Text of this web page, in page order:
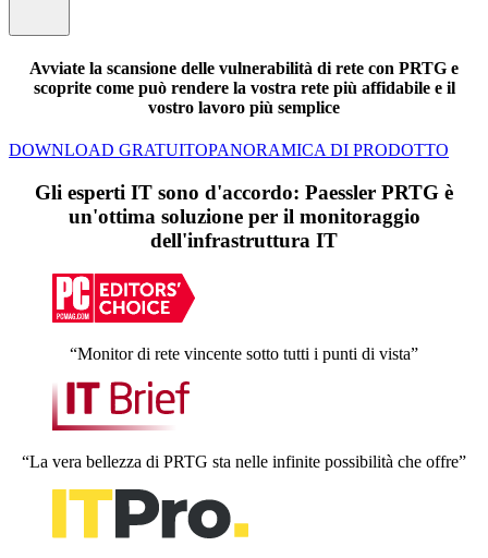
Avviate la scansione delle vulnerabilità di rete con PRTG e
scoprite come può rendere la vostra rete più affidabile e il
vostro lavoro più semplice
DOWNLOAD GRATUITOPANORAMICA DI PRODOTTO
Gli esperti IT sono d'accordo: Paessler PRTG è
un'ottima soluzione per il monitoraggio
dell'infrastruttura IT
“Monitor di rete vincente sotto tutti i punti di vista”
“La vera bellezza di PRTG sta nelle infinite possibilità che offre”